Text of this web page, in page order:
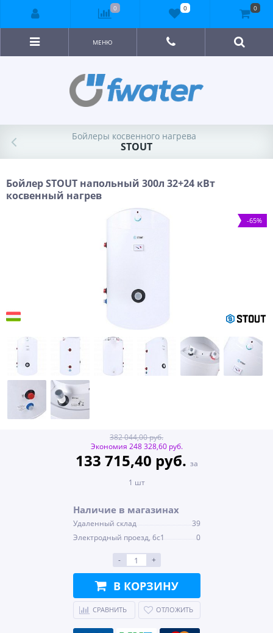
МЕНЮ
Бойлеры косвенного нагрева
STOUT
Бойлер STOUT напольный 300л 32+24 кВт
косвенный нагрев
-65%
382 044,00 руб.
Экономия 248 328,60 руб.
133 715,40 руб. за
1 шт
Наличие в магазинах
Удаленный склад
39
Электродный проезд, 6с1
0
- +
В КОРЗИНУ
СРАВНИТЬ ОТЛОЖИТЬ
0 0 0